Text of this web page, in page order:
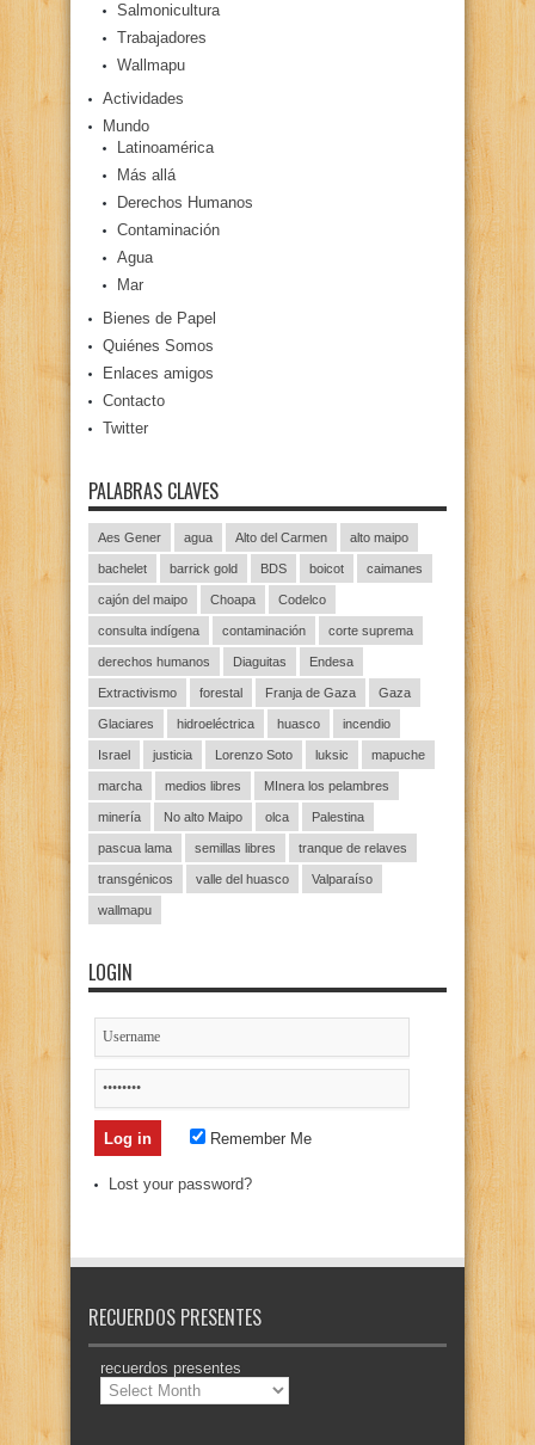
Salmonicultura
Trabajadores
Wallmapu
Actividades
Mundo
Latinoamérica
Más allá
Derechos Humanos
Contaminación
Agua
Mar
Bienes de Papel
Quiénes Somos
Enlaces amigos
Contacto
Twitter
PALABRAS CLAVES
Aes Gener agua Alto del Carmen alto maipo
bachelet barrick gold BDS boicot caimanes
cajón del maipo Choapa Codelco
consulta indígena contaminación corte suprema
derechos humanos Diaguitas Endesa
Extractivismo forestal Franja de Gaza Gaza
Glaciares hidroeléctrica huasco incendio
Israel justicia Lorenzo Soto luksic mapuche
marcha medios libres MInera los pelambres
minería No alto Maipo olca Palestina
pascua lama semillas libres tranque de relaves
transgénicos valle del huasco Valparaíso
wallmapu
LOGIN
Remember Me
Lost your password?
RECUERDOS PRESENTES
recuerdos presentes